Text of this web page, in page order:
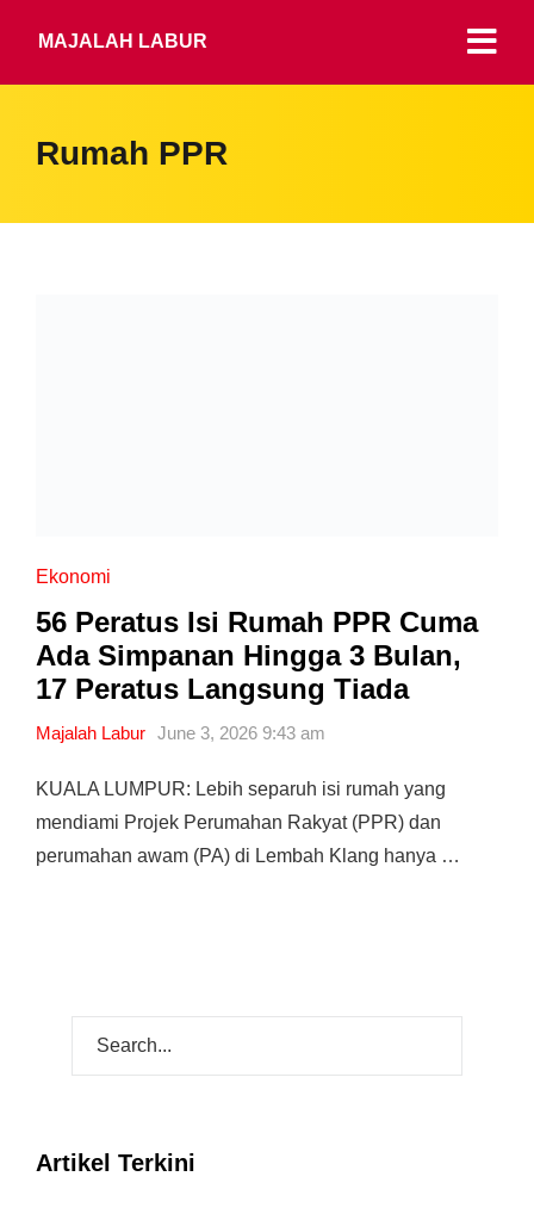
MAJALAH LABUR
Rumah PPR
Ekonomi
56 Peratus Isi Rumah PPR Cuma
Ada Simpanan Hingga 3 Bulan,
17 Peratus Langsung Tiada
Majalah Labur June 3, 2026 9:43 am
KUALA LUMPUR: Lebih separuh isi rumah yang
mendiami Projek Perumahan Rakyat (PPR) dan
perumahan awam (PA) di Lembah Klang hanya …
Artikel Terkini